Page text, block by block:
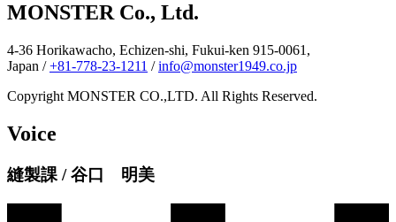
MONSTER Co., Ltd.
4-36 Horikawacho, Echizen-shi, Fukui-ken 915-0061,
Japan /+81-778-23-1211 /info@monster1949.co.jp
Copyright MONSTER CO.,LTD. All Rights Reserved.
Voice
縫製課 / 谷口 明美